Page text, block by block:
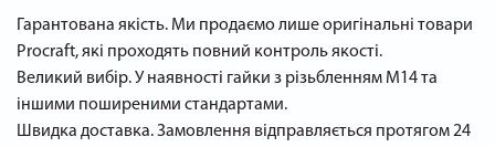
Гарантована якість. Ми продаємо лише оригінальні товари
Procraft, які проходять повний контроль якості.
Великий вибір. У наявності гайки з різьбленням M14 та
іншими поширеними стандартами.
Швидка доставка. Замовлення відправляється протягом 24